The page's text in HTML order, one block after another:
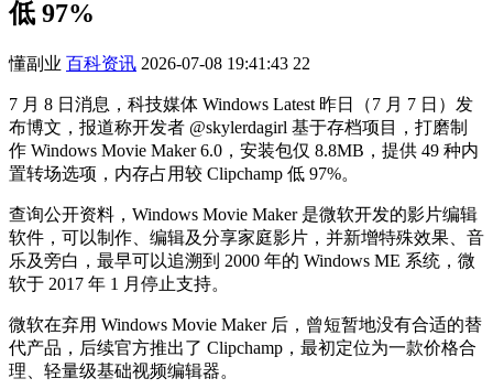
低 97%
懂副业 百科资讯 2026-07-08 19:41:43 22
7 月 8 日消息，科技媒体 Windows Latest 昨日（7 月 7 日）发
布博文，报道称开发者 @skylerdagirl 基于存档项目，打磨制
作 Windows Movie Maker 6.0，安装包仅 8.8MB，提供 49 种内
置转场选项，内存占用较 Clipchamp 低 97%。
查询公开资料，Windows Movie Maker 是微软开发的影片编辑
软件，可以制作、编辑及分享家庭影片，并新增特殊效果、音
乐及旁白，最早可以追溯到 2000 年的 Windows ME 系统，微
软于 2017 年 1 月停止支持。
微软在弃用 Windows Movie Maker 后，曾短暂地没有合适的替
代产品，后续官方推出了 Clipchamp，最初定位为一款价格合
理、轻量级基础视频编辑器。